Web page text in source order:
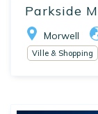
Parkside
Morwell
Ville & Shopping